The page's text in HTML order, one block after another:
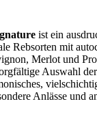
ist ein
Rebsorten mit
Merlot und
Auswahl
Anlässe und